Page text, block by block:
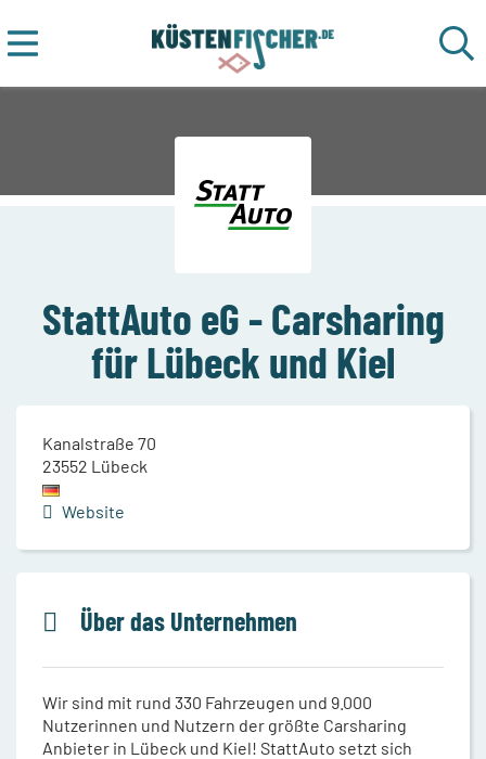
StattAuto eG - Carsharing
für Lübeck und Kiel
Kanalstraße 70
23552 Lübeck
Website
Über das Unternehmen
Wir sind mit rund 330 Fahrzeugen und 9.000
Nutzerinnen und Nutzern der größte Carsharing
Anbieter in Lübeck und Kiel! StattAuto setzt sich